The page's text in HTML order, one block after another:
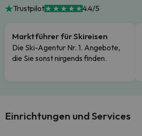
Trustpilot 4.4/5
Marktführer für Skireisen
Die Ski-Agentur Nr. 1. Angebote,
die Sie sonst nirgends finden.
Einrichtungen und Services